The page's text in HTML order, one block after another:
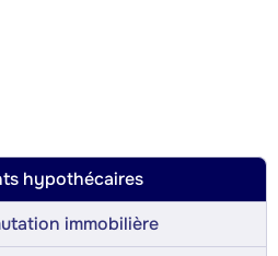
hypothécaires
immobilière